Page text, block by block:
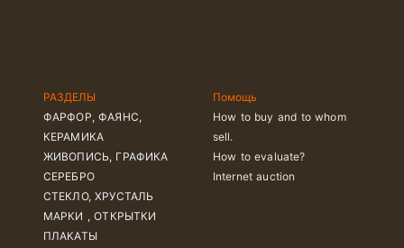
РАЗДЕЛЫ
ФАРФОР, ФАЯНС,
КЕРАМИКА
ЖИВОПИСЬ, ГРАФИКА
СЕРЕБРО
СТЕКЛО, ХРУСТАЛЬ
МАРКИ , ОТКРЫТКИ
ПЛАКАТЫ
Помощь
How to buy and to whom
sell.
How to evaluate?
Internet auction